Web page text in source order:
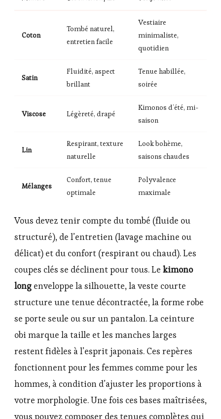
Coton
Tombé naturel,
entretien facile
Vestiaire
minimaliste,
quotidien
Satin
Fluidité, aspect
brillant
Tenue habillée,
soirée
Viscose Légèreté, drapé
Kimonos d’été, mi-
saison
Lin
Respirant, texture
naturelle
Look bohème,
saisons chaudes
Mélanges
Confort, tenue
optimale
Polyvalence
maximale
Vous devez tenir compte du tombé (fluide ou
structuré), de l’entretien (lavage machine ou
délicat) et du confort (respirant ou chaud). Les
coupes clés se déclinent pour tous. Le kimono
long enveloppe la silhouette, la veste courte
structure une tenue décontractée, la forme robe
se porte seule ou sur un pantalon. La ceinture
obi marque la taille et les manches larges
restent fidèles à l’esprit japonais. Ces repères
fonctionnent pour les femmes comme pour les
hommes, à condition d’ajuster les proportions à
votre morphologie. Une fois ces bases maîtrisées,
vous pouvez composer des tenues complètes qui